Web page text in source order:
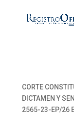
CORTE
DICTAMEN Y
2565-23-EP/26